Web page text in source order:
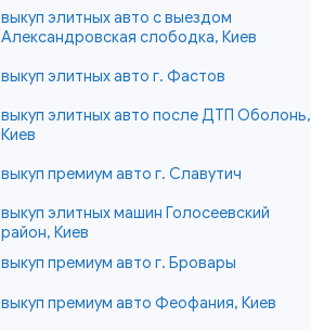
выкуп элитных авто с выездом
Александровская слободка, Киев
выкуп элитных авто г. Фастов
выкуп элитных авто после ДТП Оболонь,
Киев
выкуп премиум авто г. Славутич
выкуп элитных машин Голосеевский
район, Киев
выкуп премиум авто г. Бровары
выкуп премиум авто Феофания, Киев